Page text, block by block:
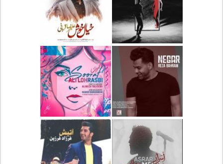
دانلود آلبوم جدید سیروان
خسروی بنام مونولوگ
دانلود آهنگ جدید علیرضا
قربانی بنام خیال خوش
دانلود آهنگ جدید رضا
بهرام بنام نگار
دانلود آهنگ جدید علی
لهراسبی بنام صورت